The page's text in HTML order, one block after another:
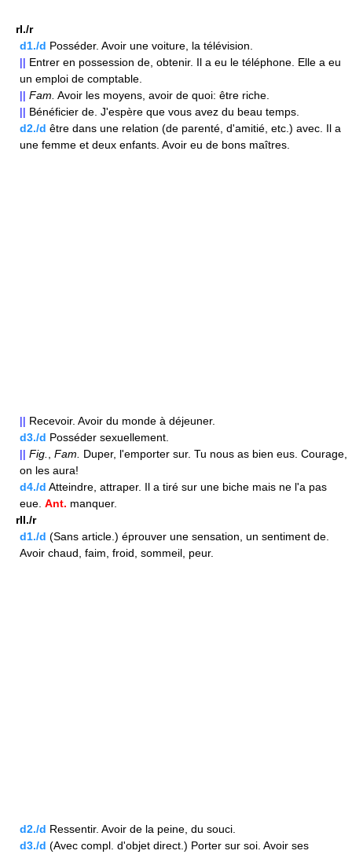
rI./r
d1./d Posséder. Avoir une voiture, la télévision.
|| Entrer en possession de, obtenir. Il a eu le téléphone. Elle a eu
un emploi de comptable.
|| Fam. Avoir les moyens, avoir de quoi: être riche.
|| Bénéficier de. J'espère que vous avez du beau temps.
d2./d être dans une relation (de parenté, d'amitié, etc.) avec. Il a
une femme et deux enfants. Avoir eu de bons maîtres.
|| Recevoir. Avoir du monde à déjeuner.
d3./d Posséder sexuellement.
|| Fig. Fam.
Duper, l'emporter sur. Tu nous as bien eus. Courage,
on les aura!
d4./d Atteindre, attraper. Il a tiré sur une biche mais ne l'a pas
eue. Ant. manquer.
rII./r
d1./d (Sans article.) éprouver une sensation, un sentiment de.
Avoir chaud, faim, froid, sommeil, peur.
d2./d Ressentir. Avoir de la peine, du souci.
d3./d (Avec compl. d'objet direct.) Porter sur soi. Avoir ses